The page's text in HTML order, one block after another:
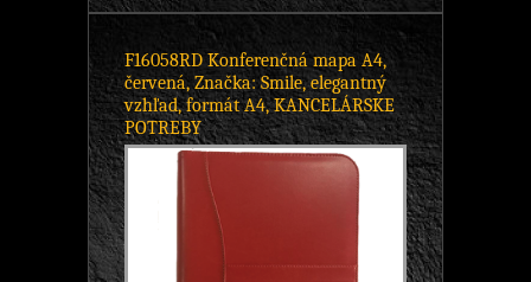
F16058RD Konferenčná mapa A4,
červená, Značka: Smile, elegantný
vzhľad, formát A4, KANCELÁRSKE
POTREBY